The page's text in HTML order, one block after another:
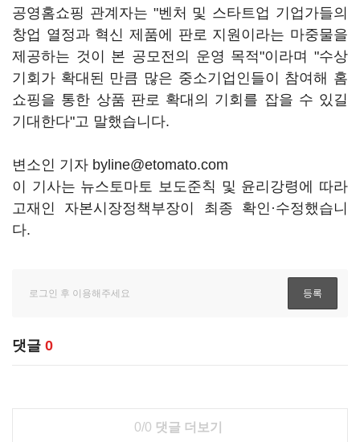
공영홈쇼핑 관계자는 "벤처 및 스타트업 기업가들의
창업 열정과 혁신 제품에 판로 지원이라는 마중물을
제공하는 것이 본 공모전의 운영 목적"이라며 "수상
기회가 확대된 만큼 많은 중소기업인들이 참여해 홈
쇼핑을 통한 상품 판로 확대의 기회를 잡을 수 있길
기대한다"고 말했습니다.
변소인 기자 byline@etomato.com
이 기사는 뉴스토마토 보도준칙 및 윤리강령에 따라
고재인 자본시장정책부장이 최종 확인·수정했습니
다.
댓글 0
0/0 댓글 더보기